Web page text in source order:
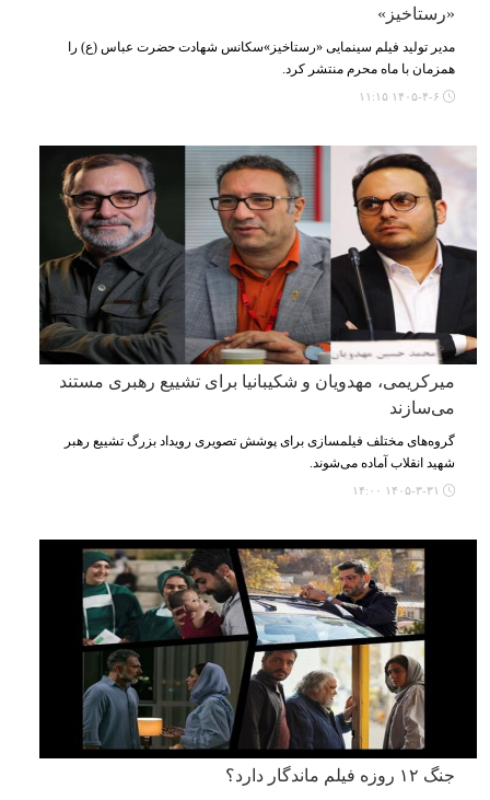
«رستاخیز»
مدیر تولید فیلم سینمایی «رستاخیز»سکانس شهادت حضرت عباس (ع) را
همزمان با ماه محرم منتشر کرد.
میرکریمی، مهدویان و شکیبانیا برای تشییع رهبری مستند
می‌سازند
گروه‌های مختلف فیلمسازی برای پوشش تصویری رویداد بزرگ تشییع رهبر
شهید انقلاب آماده می‌شوند.
جنگ ۱۲ روزه فیلم ماندگار دارد؟